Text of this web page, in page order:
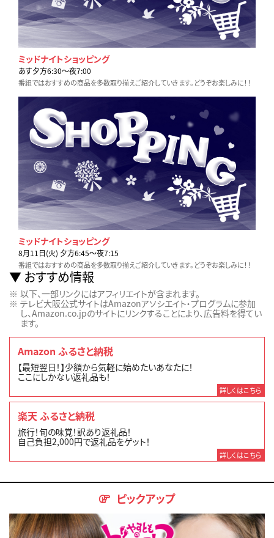
ミッドナイトショッピング
あす夕方6:30〜夜7:00
番組ではおすすめの商品を多数取り揃えご紹介していきます。どうぞお楽しみに！！
ミッドナイトショッピング
8月11日(火) 夕方6:45〜夜7:15
番組ではおすすめの商品を多数取り揃えご紹介していきます。どうぞお楽しみに！！
おすすめ情報
以下、一部リンクにはアフィリエイトが含まれます。
テレビ大阪公式サイトはAmazonアソシエイト・プログラムに参加
し、Amazon.co.jpのサイトにリンクすることにより、広告料を得てい
ます。
Amazon ふるさと納税
【最短翌日！】少額から気軽に始めたいあなたに！
ここにしかない返礼品も！
詳しくはこちら
楽天 ふるさと納税
旅行！旬の味覚！訳あり返礼品！
自己負担2,000円で返礼品をゲット！
詳しくはこちら
ピックアップ